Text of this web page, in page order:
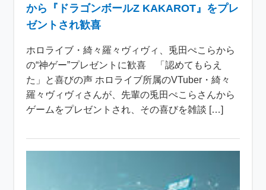
から『ドラゴンボールZ KAKAROT』をプレ
ゼントされ歓喜
ホロライブ・綺々羅々ヴィヴィ、兎田ぺこらから
の“神ゲー”プレゼントに歓喜 「認めてもらえ
た」と喜びの声 ホロライブ所属のVTuber・綺々
羅々ヴィヴィさんが、先輩の兎田ぺこらさんから
ゲームをプレゼントされ、その喜びを雑談 […]